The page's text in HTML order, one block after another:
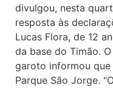
divulgou, nesta
resposta às
Lucas Flora, de 12
da base do Timão.
garoto informou
Parque São Jorge.